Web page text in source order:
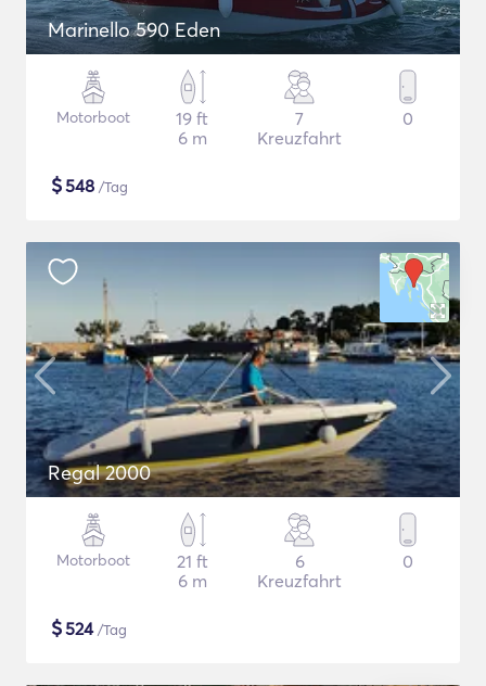
Marinello 590 Eden
Motorboot
19 ft
6 m
7
Kreuzfahrt
0
$548 /Tag
Regal 2000
Motorboot
21 ft
6 m
6
Kreuzfahrt
0
$524/Tag